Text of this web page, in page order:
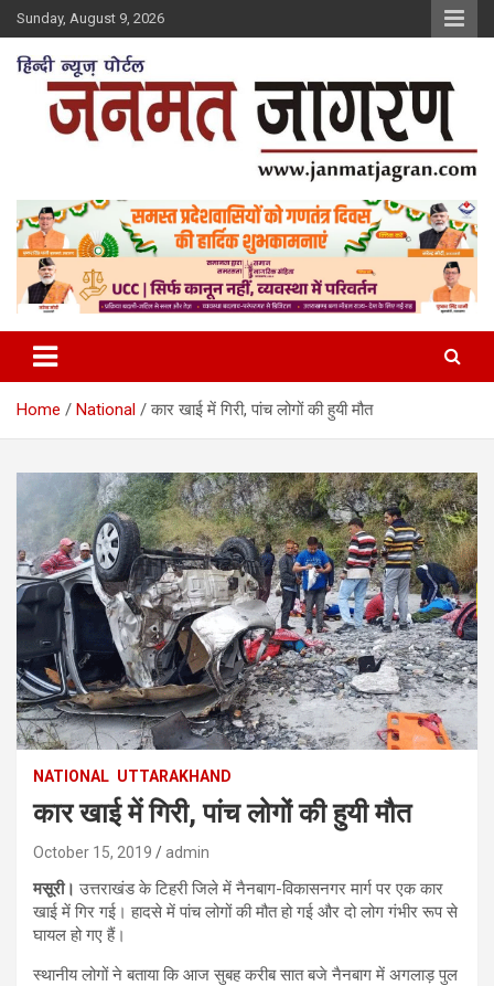
Skip
to
content
Sunday, August 9, 2026
Home National कार खाई में गिरी, पांच लोगों की हुयी मौत
NATIONAL UTTARAKHAND
कार खाई में गिरी, पांच लोगों की हुयी मौत
October 15, 2019 admin
मसूरी। उत्तराखंड के टिहरी जिले में नैनबाग-विकासनगर मार्ग पर एक कार
खाई में गिर गई। हादसे में पांच लोगों की मौत हो गई और दो लोग गंभीर रूप से
घायल हो गए हैं।
स्थानीय लोगों ने बताया कि आज सुबह करीब सात बजे नैनबाग में अगलाड़ पुल